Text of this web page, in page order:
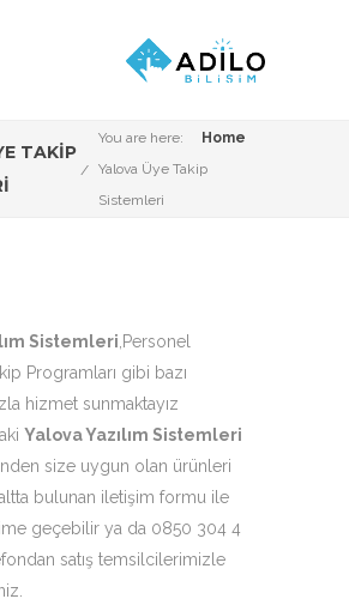
TAKIP
You are here:
Home
Yalova Üye Takip
Sistemleri
Sistemleri ,Personel
Programları gibi bazı
hizmet sunmaktayız
Yalova Yazılım Sistemleri
size uygun olan ürünleri
bulunan iletişim formu ile
geçebilir ya da 0850 304 4
satış temsilcilerimizle